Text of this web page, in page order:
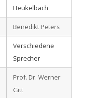
Heukelbach
Benedikt Peters
Verschiedene
Sprecher
Prof. Dr. Werner
Gitt